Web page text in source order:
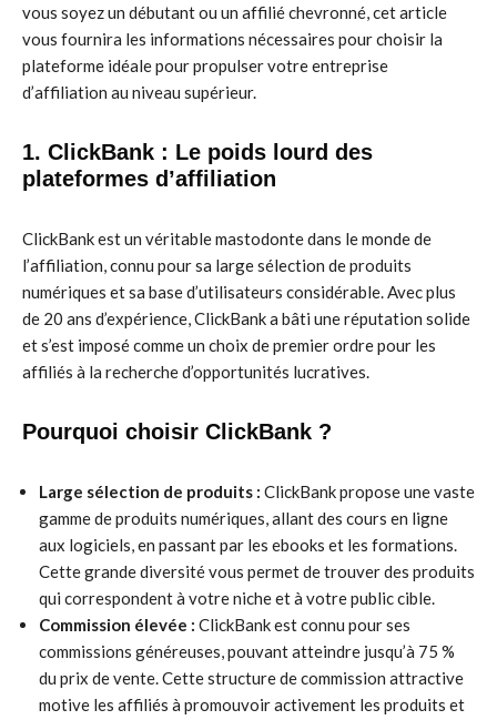
vous soyez un débutant ou un affilié chevronné, cet article
vous fournira les informations nécessaires pour choisir la
plateforme idéale pour propulser votre entreprise
d’affiliation au niveau supérieur.
1. ClickBank : Le poids lourd des
plateformes d’affiliation
ClickBank est un véritable mastodonte dans le monde de
l’affiliation, connu pour sa large sélection de produits
numériques et sa base d’utilisateurs considérable. Avec plus
de 20 ans d’expérience, ClickBank a bâti une réputation solide
et s’est imposé comme un choix de premier ordre pour les
affiliés à la recherche d’opportunités lucratives.
Pourquoi choisir ClickBank ?
Large sélection de produits : ClickBank propose une vaste
gamme de produits numériques, allant des cours en ligne
aux logiciels, en passant par les ebooks et les formations.
Cette grande diversité vous permet de trouver des produits
qui correspondent à votre niche et à votre public cible.
Commission élevée : ClickBank est connu pour ses
commissions généreuses, pouvant atteindre jusqu’à 75 %
du prix de vente. Cette structure de commission attractive
motive les affiliés à promouvoir activement les produits et